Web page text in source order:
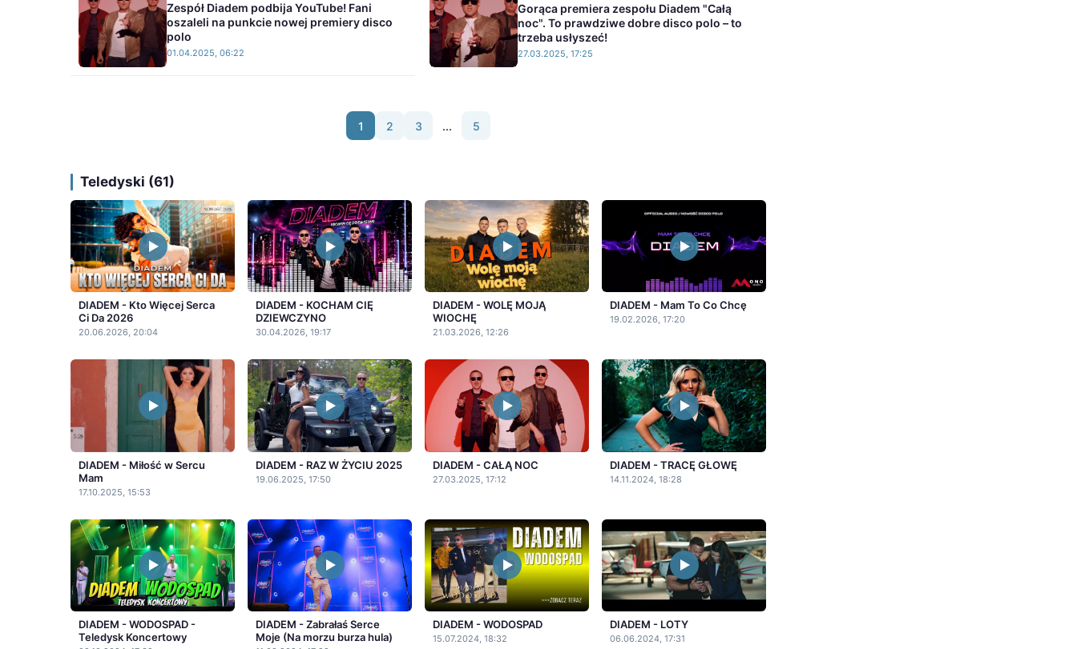
Zespół Diadem podbija YouTube! Fani
oszaleli na punkcie nowej premiery disco
polo
01.04.2025, 06:22
Gorąca premiera zespołu Diadem "Całą
noc". To prawdziwe dobre disco polo – to
trzeba usłyszeć!
27.03.2025, 17:25
1 2 3 ... 5
Teledyski (61)
DIADEM - Kto Więcej Serca
Ci Da 2026
20.06.2026, 20:04
DIADEM - KOCHAM CIĘ
DZIEWCZYNO
30.04.2026, 19:17
DIADEM - WOLĘ MOJĄ
WIOCHĘ
21.03.2026, 12:26
DIADEM - Mam To Co Chcę
19.02.2026, 17:20
DIADEM - Miłość w Sercu
Mam
17.10.2025, 15:53
DIADEM - RAZ W ŻYCIU 2025
19.06.2025, 17:50
DIADEM - CAŁĄ NOC
27.03.2025, 17:12
DIADEM - TRACĘ GŁOWĘ
14.11.2024, 18:28
DIADEM - WODOSPAD -
Teledysk Koncertowy
DIADEM - Zabrałaś Serce
Moje (Na morzu burza hula)
DIADEM - WODOSPAD
15.07.2024, 18:32
DIADEM - LOTY
06.06.2024, 17:31